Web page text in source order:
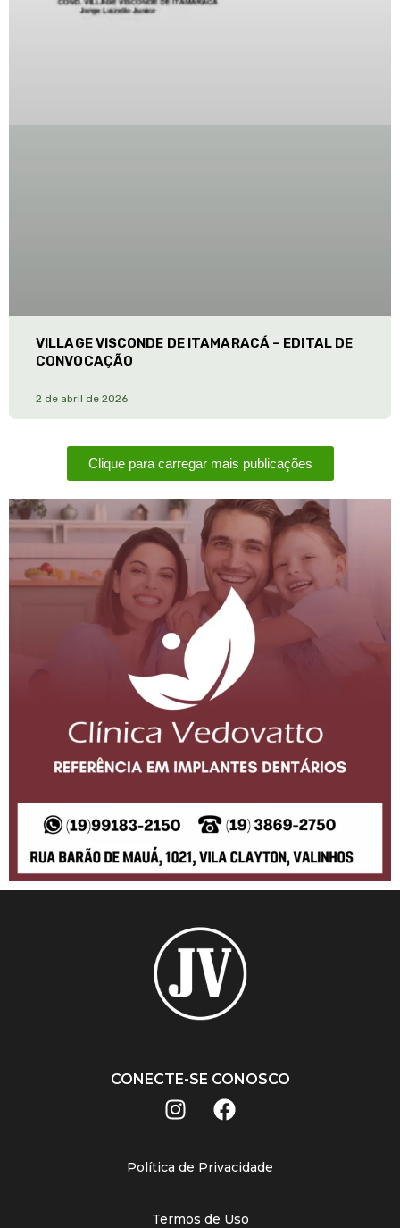
VILLAGE VISCONDE DE ITAMARACÁ – EDITAL DE
CONVOCAÇÃO
2 de abril de 2026
Clique para carregar mais publicações
CONECTE-SE CONOSCO
Política de Privacidade
Termos de Uso